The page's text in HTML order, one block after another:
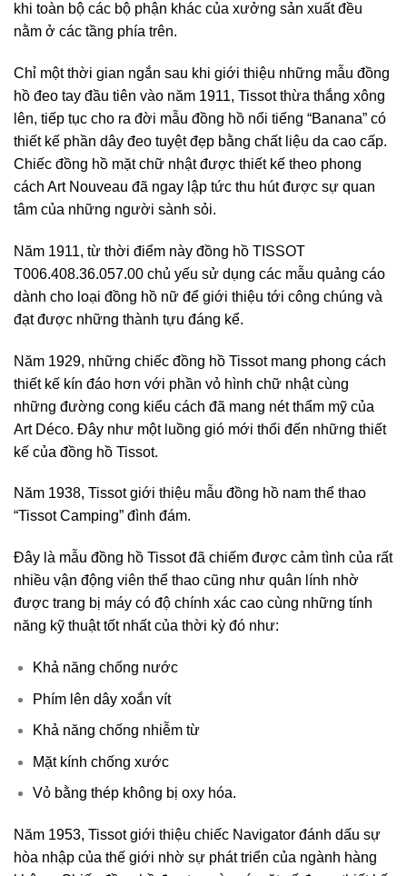
khi toàn bộ các bộ phận khác của xưởng sản xuất đều
nằm ở các tầng phía trên.
Chỉ một thời gian ngắn sau khi giới thiệu những mẫu đồng
hồ đeo tay đầu tiên vào năm 1911, Tissot thừa thắng xông
lên, tiếp tục cho ra đời mẫu đồng hồ nổi tiếng “Banana” có
thiết kế phần dây đeo tuyệt đẹp bằng chất liệu da cao cấp.
Chiếc đồng hồ mặt chữ nhật được thiết kế theo phong
cách Art Nouveau đã ngay lập tức thu hút được sự quan
tâm của những người sành sỏi.
Năm 1911, từ thời điểm này đồng hồ TISSOT
T006.408.36.057.00 chủ yếu sử dụng các mẫu quảng cáo
dành cho loại đồng hồ nữ để giới thiệu tới công chúng và
đạt được những thành tựu đáng kể.
Năm 1929, những chiếc đồng hồ Tissot mang phong cách
thiết kế kín đáo hơn với phần vỏ hình chữ nhật cùng
những đường cong kiểu cách đã mang nét thẩm mỹ của
Art Déco. Đây như một luồng gió mới thổi đến những thiết
kế của đồng hồ Tissot.
Năm 1938, Tissot giới thiệu mẫu đồng hồ nam thể thao
“Tissot Camping” đình đám.
Đây là mẫu đồng hồ Tissot đã chiếm được cảm tình của rất
nhiều vận động viên thể thao cũng như quân lính nhờ
được trang bị máy có độ chính xác cao cùng những tính
năng kỹ thuật tốt nhất của thời kỳ đó như:
Khả năng chống nước
Phím lên dây xoắn vít
Khả năng chống nhiễm từ
Mặt kính chống xước
Vỏ bằng thép không bị oxy hóa.
Năm 1953, Tissot giới thiệu chiếc Navigator đánh dấu sự
hòa nhập của thế giới nhờ sự phát triển của ngành hàng